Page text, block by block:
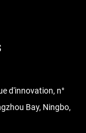
d'innovation, n°
Bay, Ningbo,